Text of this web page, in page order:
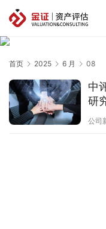
首页 2025 6 月 08
中
研
公司